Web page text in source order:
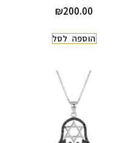
₪200.00
הוספה לסל